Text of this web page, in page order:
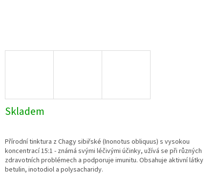
Skladem
Přírodní tinktura z Chagy sibiřské (Inonotus obliquus) s vysokou
koncentrací 15:1 - známá svými léčivými účinky, užívá se při různých
zdravotních problémech a podporuje imunitu. Obsahuje aktivní látky
betulin, inotodiol a polysacharidy.